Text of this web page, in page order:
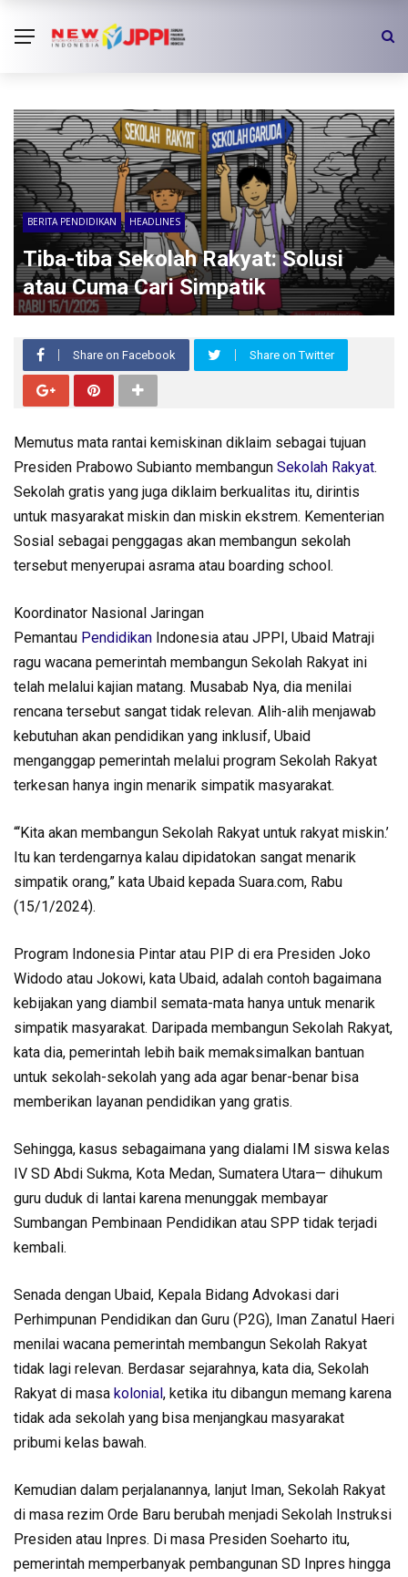
BERITA PENDIDIKAN HEADLINES
Tiba-tiba Sekolah Rakyat: Solusi
atau Cuma Cari Simpatik
Share on Facebook Share on Twitter
Memutus mata rantai kemiskinan diklaim sebagai tujuan
Presiden Prabowo Subianto membangun Sekolah Rakyat.
Sekolah gratis yang juga diklaim berkualitas itu, dirintis
untuk masyarakat miskin dan miskin ekstrem. Kementerian
Sosial sebagai penggagas akan membangun sekolah
tersebut menyerupai asrama atau boarding school.
Koordinator Nasional Jaringan
Pemantau Pendidikan Indonesia atau JPPI, Ubaid Matraji
ragu wacana pemerintah membangun Sekolah Rakyat ini
telah melalui kajian matang. Musabab Nya, dia menilai
rencana tersebut sangat tidak relevan. Alih-alih menjawab
kebutuhan akan pendidikan yang inklusif, Ubaid
menganggap pemerintah melalui program Sekolah Rakyat
terkesan hanya ingin menarik simpatik masyarakat.
“‘Kita akan membangun Sekolah Rakyat untuk rakyat miskin.’
Itu kan terdengarnya kalau dipidatokan sangat menarik
simpatik orang,” kata Ubaid kepada Suara.com, Rabu
(15/1/2024).
Program Indonesia Pintar atau PIP di era Presiden Joko
Widodo atau Jokowi, kata Ubaid, adalah contoh bagaimana
kebijakan yang diambil semata-mata hanya untuk menarik
simpatik masyarakat. Daripada membangun Sekolah Rakyat,
kata dia, pemerintah lebih baik memaksimalkan bantuan
untuk sekolah-sekolah yang ada agar benar-benar bisa
memberikan layanan pendidikan yang gratis.
Sehingga, kasus sebagaimana yang dialami IM siswa kelas
IV SD Abdi Sukma, Kota Medan, Sumatera Utara— dihukum
guru duduk di lantai karena menunggak membayar
Sumbangan Pembinaan Pendidikan atau SPP tidak terjadi
kembali.
Senada dengan Ubaid, Kepala Bidang Advokasi dari
Perhimpunan Pendidikan dan Guru (P2G), Iman Zanatul Haeri
menilai wacana pemerintah membangun Sekolah Rakyat
tidak lagi relevan. Berdasar sejarahnya, kata dia, Sekolah
Rakyat di masa kolonial, ketika itu dibangun memang karena
tidak ada sekolah yang bisa menjangkau masyarakat
pribumi kelas bawah.
Kemudian dalam perjalanannya, lanjut Iman, Sekolah Rakyat
di masa rezim Orde Baru berubah menjadi Sekolah Instruksi
Presiden atau Inpres. Di masa Presiden Soeharto itu,
pemerintah memperbanyak pembangunan SD Inpres hingga